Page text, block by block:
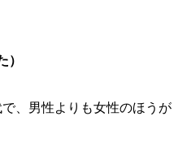
）
、男性よりも女性のほうが